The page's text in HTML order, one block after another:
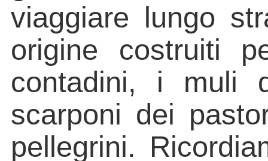
viaggiare lungo
origine costruiti
contadini, i muli
scarponi dei
pellegrini.